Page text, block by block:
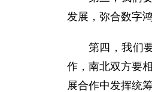
发展，弥合数字
第四，我们
作，南北双方要
展合作中发挥统